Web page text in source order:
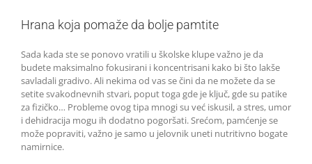
Hrana koja pomaže da bolje pamtite
Sada kada ste se ponovo vratili u školske klupe važno je da
budete maksimalno fokusirani i koncentrisani kako bi što lakše
savladali gradivo. Ali nekima od vas se čini da ne možete da se
setite svakodnevnih stvari, poput toga gde je ključ, gde su patike
za fizičko… Probleme ovog tipa mnogi su već iskusil, a stres, umor
i dehidracija mogu ih dodatno pogoršati. Srećom, pamćenje se
može popraviti, važno je samo u jelovnik uneti nutritivno bogate
namirnice.